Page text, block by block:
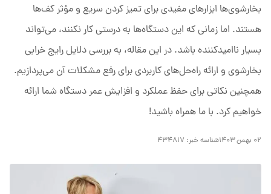
بخارشوی‌ها ابزارهای مفیدی برای تمیز کردن سریع و مؤثر کف‌ها
هستند. اما زمانی که این دستگاه‌ها به درستی کار نکنند، می‌تواند
بسیار ناامیدکننده باشد. در این مقاله، به بررسی دلایل رایج خرابی
بخارشوی و ارائه راه‌حل‌های کاربردی برای رفع مشکلات آن می‌پردازیم.
همچنین نکاتی برای حفظ عملکرد و افزایش عمر دستگاه شما ارائه
خواهیم کرد. با ما همراه باشید!
۰۲ بهمن ۱۴۰۳ شناسه خبر: ۴۳۴۸۱۷